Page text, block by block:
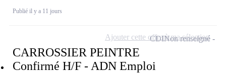
Publié il y a 11 jours
CARROSSIER PEINTRE
Confirmé H/F - ADN Emploi
CDINon renseigné
Ajouter cette offre à ma sélection